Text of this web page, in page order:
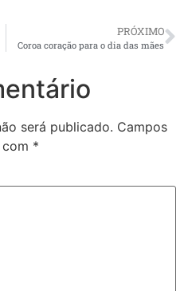
PRÓXIMO
Coroa coração para o dia das mães
será publicado. Campos
*